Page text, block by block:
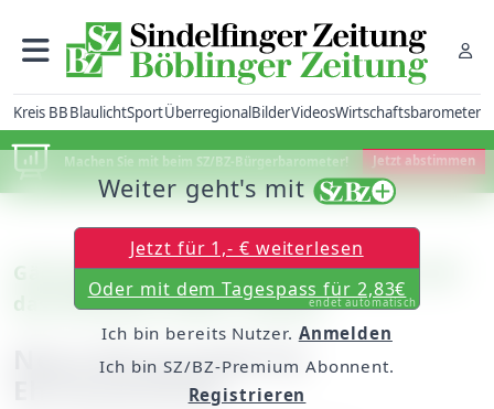
Kreis BBBlaulichtSportÜberregionalBilderVideosWirtschaftsbarometer
Machen Sie mit beim SZ/BZ-Bürgerbarometer! Jetzt abstimmen
Gärtringen: Die Gemeinde Gärtringen will
das Ehrenamt weiter stärken
Neue Ehrennadel für
Ehrenamtliche
Weiter geht's mit
Jetzt für 1,- € weiterlesen
Oder mit dem Tagespass für 2,83€
endet automatisch
Ich bin bereits Nutzer. Anmelden
Ich bin SZ/BZ-Premium Abonnent.
Registrieren